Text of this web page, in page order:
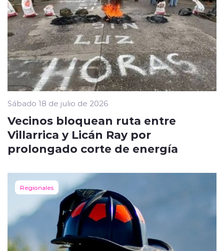
Sábado 18 de julio de 2026
Vecinos bloquean ruta entre
Villarrica y Licán Ray por
prolongado corte de energía
Regionales